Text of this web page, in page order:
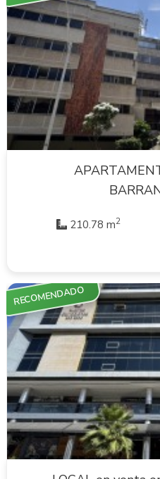
VER
210.78 m2
VER
RECOMENDADO